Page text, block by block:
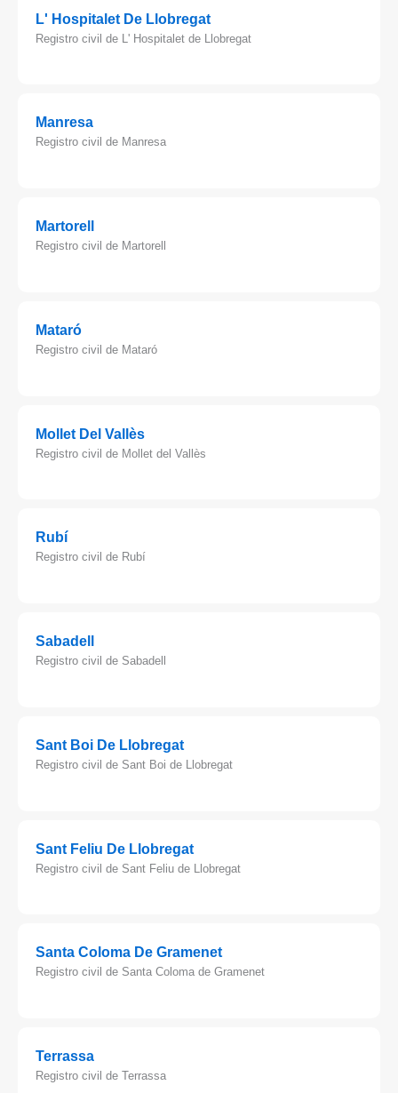
L' Hospitalet De Llobregat
Registro civil de L' Hospitalet de Llobregat
Manresa
Registro civil de Manresa
Martorell
Registro civil de Martorell
Mataró
Registro civil de Mataró
Mollet Del Vallès
Registro civil de Mollet del Vallès
Rubí
Registro civil de Rubí
Sabadell
Registro civil de Sabadell
Sant Boi De Llobregat
Registro civil de Sant Boi de Llobregat
Sant Feliu De Llobregat
Registro civil de Sant Feliu de Llobregat
Santa Coloma De Gramenet
Registro civil de Santa Coloma de Gramenet
Terrassa
Registro civil de Terrassa